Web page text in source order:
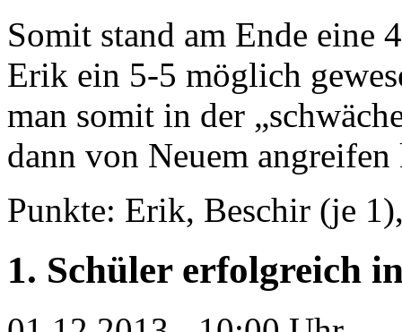
Somit stand am Ende eine
Erik ein 5-5 möglich
man somit in der
dann von Neuem angreifen
Punkte: Erik, Beschir (je
1. Schüler erfolgreich